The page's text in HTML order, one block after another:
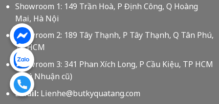
Showroom 1: 149 Trần Hoà, P Định Công, Q Hoàng
Mai, Hà Nội
Showroom 2: 189 Tây Thạnh, P Tây Thạnh, Q Tân Phú,
Tp HCM
Showroom 3: 341 Phan Xích Long, P Cầu Kiệu, TP HCM
(Phú Nhuận cũ)
Email:Lienhe@butkyquatang.com